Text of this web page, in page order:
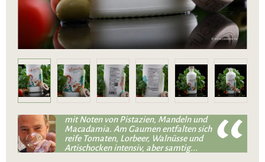
mit Noten von Pistazien, Mandeln und
Macadamia. Am Gaumen entfalten sich
reife Tomaten, Lorbeer, Walnüsse und
Artischocken intensiv, aber samtig...